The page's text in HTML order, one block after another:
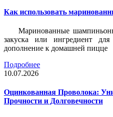
Как использовать
Маринованные
закуска или ингредиент
дополнение к домашней пицце
Подробнее
10.07.2026
Оцинкованная Проволока:
Прочности и Долговечности